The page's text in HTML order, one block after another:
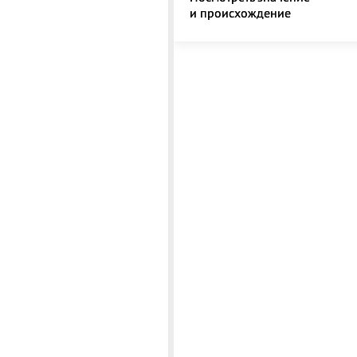
и происхождение